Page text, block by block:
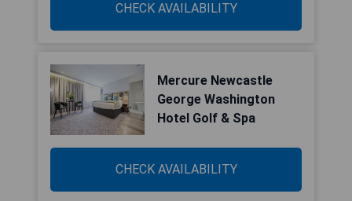
CHECK AVAILABILITY
Mercure Newcastle
George Washington
Hotel Golf & Spa
CHECK AVAILABILITY